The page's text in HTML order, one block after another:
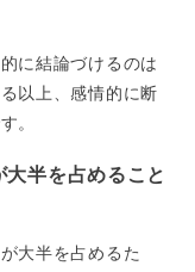
に結論づけるのは
以上、感情的に断
。
半を占めること
大半を占めるた